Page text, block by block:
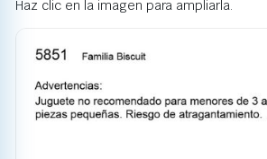
Haz clic en la imagen para ampliarla.